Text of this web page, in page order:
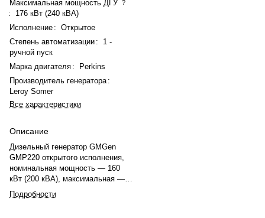
Максимальная мощность ДГУ ?
:
176 кВт (240 кВА)
Исполнение : Открытое
Степень автоматизации :
1 -
ручной пуск
Марка двигателя :
Perkins
Производитель генератора :
Leroy Somer
Все характеристики
Описание
Дизельный генератор GMGen
GMP220 открытого исполнения,
номинальная мощность — 160
кВт (200 кВА), максимальная —
176 кВт (240 кВА). Двигатель
Perkins 1106A-70TAG4, рядный, 6-
Подробности